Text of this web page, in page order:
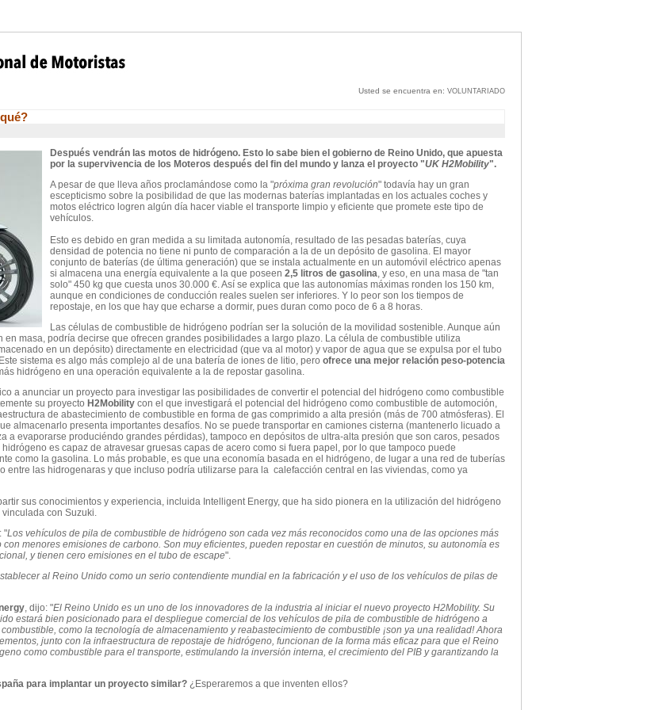
Usted se encuentra en: VOLUNTARIADO
Después vendrán las motos de hidrógeno. Esto lo sabe bien el gobierno de Reino Unido, que apuesta
por la supervivencia de los Moteros después del fin del mundo y lanza el proyecto "UK H2Mobility".
A pesar de que lleva años proclamándose como la "próxima gran revolución" todavía hay un gran
escepticismo sobre la posibilidad de que las modernas baterías implantadas en los actuales coches y
motos eléctrico logren algún día hacer viable el transporte limpio y eficiente que promete este tipo de
vehículos.
Esto es debido en gran medida a su limitada autonomía, resultado de las pesadas baterías, cuya
densidad de potencia no tiene ni punto de comparación a la de un depósito de gasolina. El mayor
conjunto de baterías (de última generación) que se instala actualmente en un automóvil eléctrico apenas
si almacena una energía equivalente a la que poseen 2,5 litros de gasolina, y eso, en una masa de "tan
solo" 450 kg que cuesta unos 30.000 €. Así se explica que las autonomías máximas ronden los 150 km,
aunque en condiciones de conducción reales suelen ser inferiores. Y lo peor son los tiempos de
repostaje, en los que hay que echarse a dormir, pues duran como poco de 6 a 8 horas.
Las células de combustible de hidrógeno podrían ser la solución de la movilidad sostenible. Aunque aún
masa, podría decirse que ofrecen grandes posibilidades a largo plazo. La célula de combustible utiliza
en un depósito) directamente en electricidad (que va al motor) y vapor de agua que se expulsa por el tubo
sistema es algo más complejo al de una batería de iones de litio, pero ofrece una mejor relación peso-potencia
hidrógeno en una operación equivalente a la de repostar gasolina.
a anunciar un proyecto para investigar las posibilidades de convertir el potencial del hidrógeno como combustible
su proyecto H2Mobility con el que investigará el potencial del hidrógeno como combustible de automoción,
de abastecimiento de combustible en forma de gas comprimido a alta presión (más de 700 atmósferas). El
almacenarlo presenta importantes desafíos. No se puede transportar en camiones cisterna (mantenerlo licuado a
a evaporarse produciéndo grandes pérdidas), tampoco en depósitos de ultra-alta presión que son caros, pesados
es capaz de atravesar gruesas capas de acero como si fuera papel, por lo que tampoco puede
como la gasolina. Lo más probable, es que una economía basada en el hidrógeno, de lugar a una red de tuberías
entre las hidrogenaras y que incluso podría utilizarse para la calefacción central en las viviendas, como ya
sus conocimientos y experiencia, incluida Intelligent Energy, que ha sido pionera en la utilización del hidrógeno
con Suzuki.
"Los vehículos de pila de combustible de hidrógeno son cada vez más reconocidos como una de las opciones más
menores emisiones de carbono. Son muy eficientes, pueden repostar en cuestión de minutos, su autonomía es
y tienen cero emisiones en el tubo de escape".
al Reino Unido como un serio contendiente mundial en la fabricación y el uso de los vehículos de pilas de
, dijo: "El Reino Unido es un uno de los innovadores de la industria al iniciar el nuevo proyecto H2Mobility. Su
estará bien posicionado para el despliegue comercial de los vehículos de pila de combustible de hidrógeno a
como la tecnología de almacenamiento y reabastecimiento de combustible ¡son ya una realidad! Ahora
junto con la infraestructura de repostaje de hidrógeno, funcionan de la forma más eficaz para que el Reino
como combustible para el transporte, estimulando la inversión interna, el crecimiento del PIB y garantizando la
para implantar un proyecto similar? ¿Esperaremos a que inventen ellos?